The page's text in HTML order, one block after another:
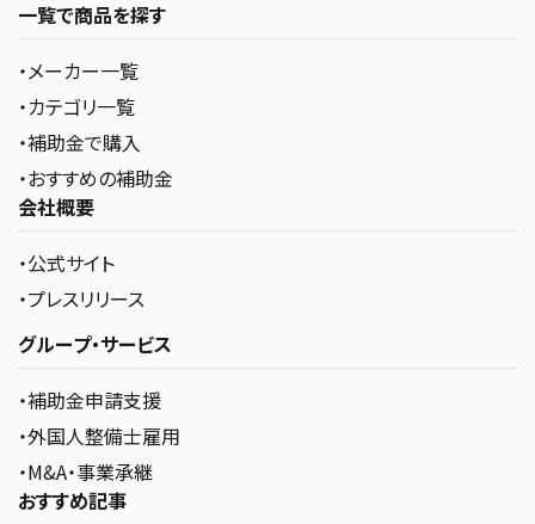
一覧で商品を探す
・メーカー一覧
・カテゴリ一覧
・補助金で購入
・おすすめの補助金
会社概要
・公式サイト
・プレスリリース
グループ・サービス
・補助金申請支援
・外国人整備士雇用
・M&A・事業承継
おすすめ記事